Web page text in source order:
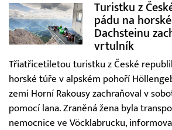
Turistku z
pádu na
Dachsteinu
vrtulník
Třiatřicetiletou turistku z České
horské túře v alpském pohoří
zemi Horní Rakousy zachraňoval v
pomocí lana. Zraněná žena byla
nemocnice ve Vöcklabrucku,